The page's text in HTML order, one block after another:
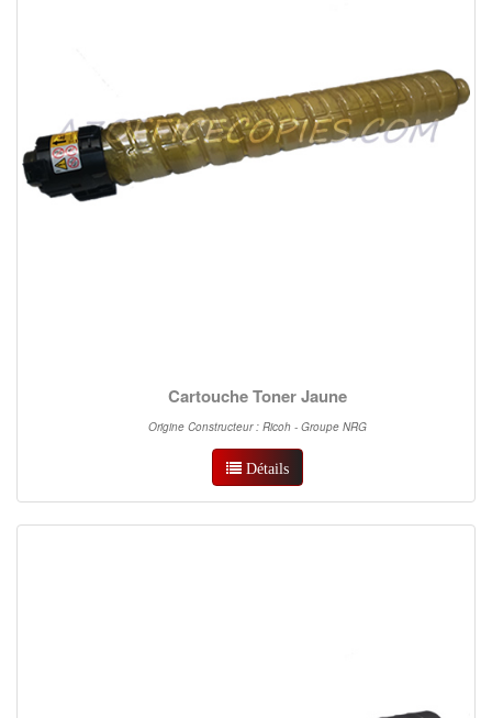
Cartouche Toner Jaune
Origine Constructeur : Ricoh - Groupe NRG
Détails